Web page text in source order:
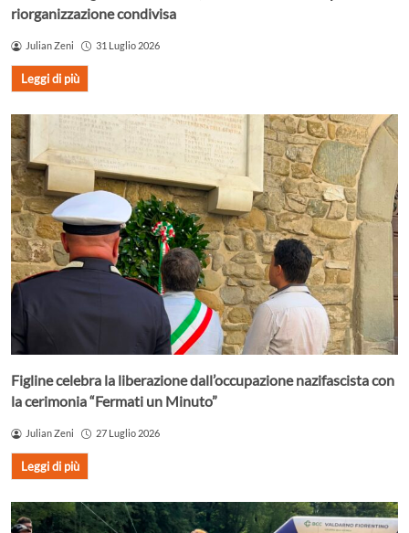
riorganizzazione condivisa
Julian Zeni 31 Luglio 2026
Leggi di più
Figline celebra la liberazione dall’occupazione nazifascista con
la cerimonia “Fermati un Minuto”
Julian Zeni 27 Luglio 2026
Leggi di più